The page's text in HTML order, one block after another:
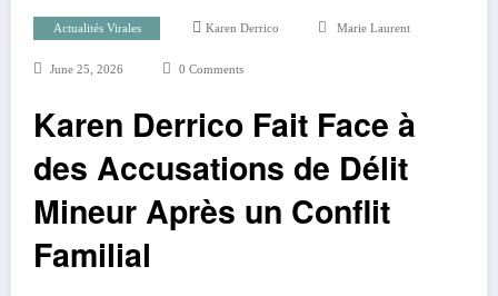
Actualités Virales Karen Derrico Marie Laurent
June 25, 2026 0 Comments
Karen Derrico Fait Face à
des Accusations de Délit
Mineur Après un Conflit
Familial